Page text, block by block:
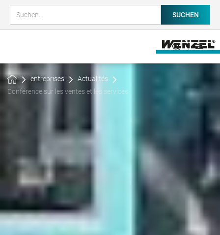
entreprises
Actualités
Conférence sur les ventes et les services